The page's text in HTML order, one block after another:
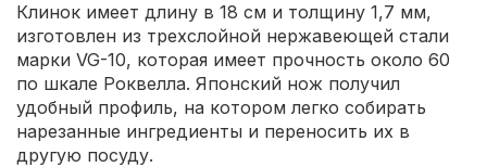
Клинок имеет длину в 18 см и толщину 1,7 мм,
изготовлен из трехслойной нержавеющей стали
марки VG-10, которая имеет прочность около 60
по шкале Роквелла. Японский нож получил
удобный профиль, на котором легко собирать
нарезанные ингредиенты и переносить их в
другую посуду.